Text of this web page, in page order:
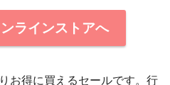
ラインストアへ
お得に買えるセールです。行